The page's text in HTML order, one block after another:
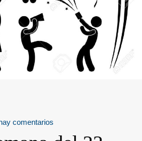
comentarios